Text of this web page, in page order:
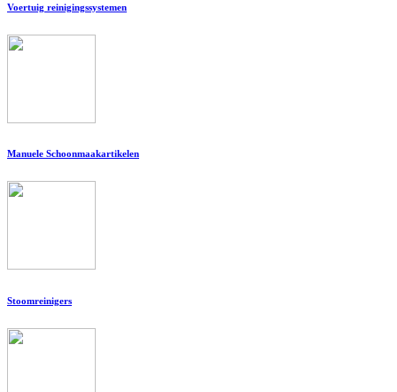
Voertuig reinigingssystemen
Manuele Schoonmaakartikelen
Stoomreinigers